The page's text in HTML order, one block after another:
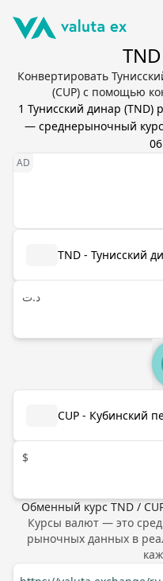
Конвертировать
(CUP) с помощью
1 Тунисский динар (TND)
— среднерыночный
TND - Тунисский
د.ت
CUP - Кубинский
$
Обменный курс TND /
Курсы валют — это
рыночных данных в